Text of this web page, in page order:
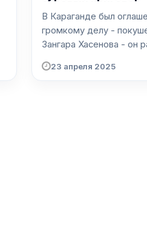
В Караганде был
громкому делу -
Зангара Хасенова - он
23 апреля 2025